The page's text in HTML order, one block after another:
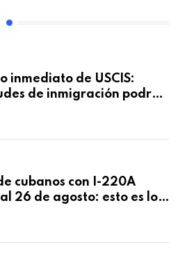
inmediato de USCIS:
de inmigración podrán
cubanos con I-220A
26 de agosto: esto es lo